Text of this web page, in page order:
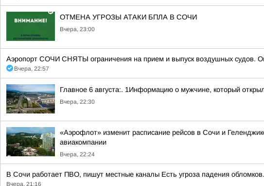
ОТМЕНА УГРОЗЫ АТАКИ БПЛА В СОЧИ
Вчера, 23:00
Аэропорт СОЧИ СНЯТЫ ограничения на прием и выпуск воздушных судов.
Вчера, 22:57
Главное 6 августа:. 1Информацию о мужчине, который
Вчера, 22:30
«Аэрофлот» изменит расписание рейсов в Сочи и
авиакомпании
Вчера, 22:24
В Сочи работает ПВО, пишут местные каналы Есть угроза падения
Вчера, 21:16